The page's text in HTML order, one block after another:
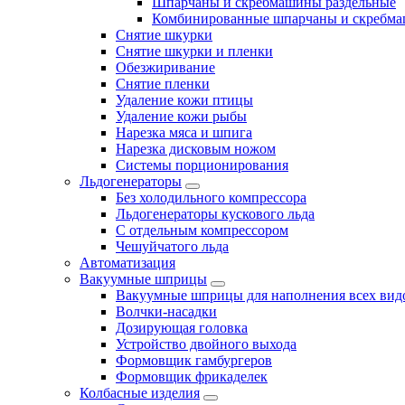
Комбинированные шпарчаны и
Снятие шкурки
Снятие шкурки и пленки
Обезжиривание
Снятие пленки
Удаление кожи птицы
Удаление кожи рыбы
Нарезка мяса и шпига
Нарезка дисковым ножом
Системы порционирования
Льдогенераторы
Без холодильного компрессора
Льдогенераторы кускового льда
С отдельным компрессором
Чешуйчатого льда
Автоматизация
Вакуумные шприцы
Вакуумные шприцы для наполнения всех
Волчки-насадки
Дозирующая головка
Устройство двойного выхода
Формовщик гамбургеров
Формовщик фрикаделек
Колбасные изделия